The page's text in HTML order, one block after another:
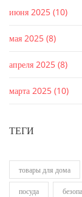
июня 2025 (10)
мая 2025 (8)
апреля 2025 (8)
марта 2025 (10)
ТЕГИ
товары для дома
посуда